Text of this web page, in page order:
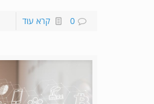
0 קרא עוד